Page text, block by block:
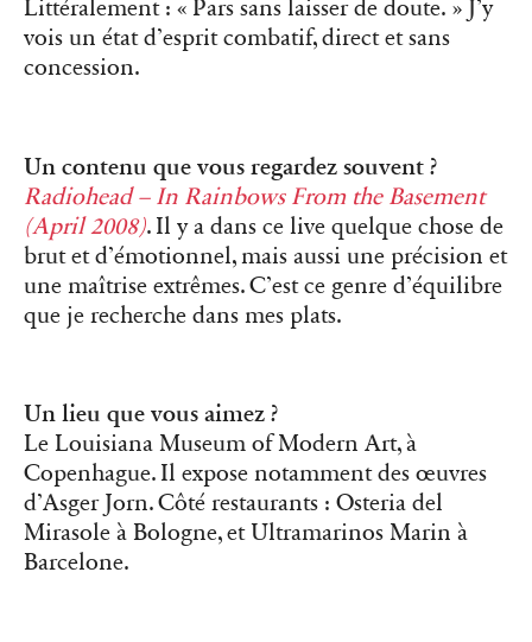
Littéralement : « Pars sans laisser de doute. » J’y
vois un état d’esprit combatif, direct et sans
concession.
Un contenu que vous regardez souvent ?
Radiohead – In Rainbows From the Basement
(April 2008). Il y a dans ce live quelque chose de
brut et d’émotionnel, mais aussi une précision et
une maîtrise extrêmes. C’est ce genre d’équilibre
que je recherche dans mes plats.
Un lieu que vous aimez ?
Le Louisiana Museum of Modern Art, à
Copenhague. Il expose notamment des œuvres
d’Asger Jorn. Côté restaurants : Osteria del
Mirasole à Bologne, et Ultramarinos Marin à
Barcelone.